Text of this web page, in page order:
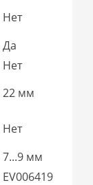
Нет
Да
Нет
22 мм
Нет
7...9 мм
EV006419